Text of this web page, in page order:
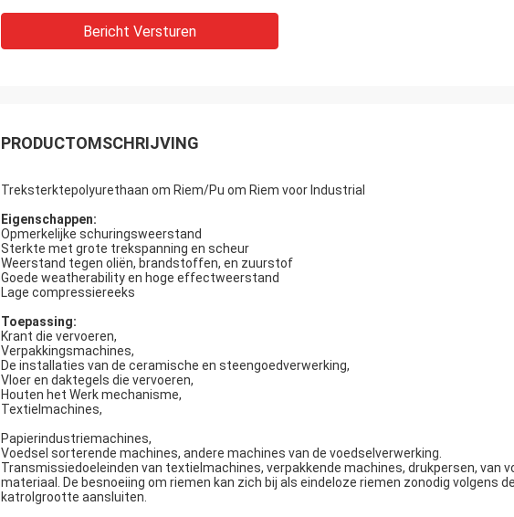
Bericht Versturen
PRODUCTOMSCHRIJVING
Treksterktepolyurethaan om Riem/Pu om Riem voor lndustrial
Eigenschappen:
Opmerkelijke schuringsweerstand
Sterkte met grote trekspanning en scheur
Weerstand tegen oliën, brandstoffen, en zuurstof
Goede weatherability en hoge effectweerstand
Lage compressiereeks
Toepassing:
Krant die vervoeren,
Verpakkingsmachines,
De installaties van de ceramische en steengoedverwerking,
Vloer en daktegels die vervoeren,
Houten het Werk mechanisme,
Textielmachines,
Papierindustriemachines,
Voedsel sorterende machines, andere machines van de voedselverwerking.
Transmissiedoeleinden van textielmachines, verpakkende machines, drukpersen, van
materiaal. De besnoeiing om riemen kan zich bij als eindeloze riemen zonodig volgens
katrolgrootte aansluiten.